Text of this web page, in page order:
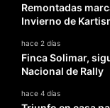
Remontadas
Invierno de
hace 2 días
Finca Solimar,
Nacional de Rally
hace 4 días